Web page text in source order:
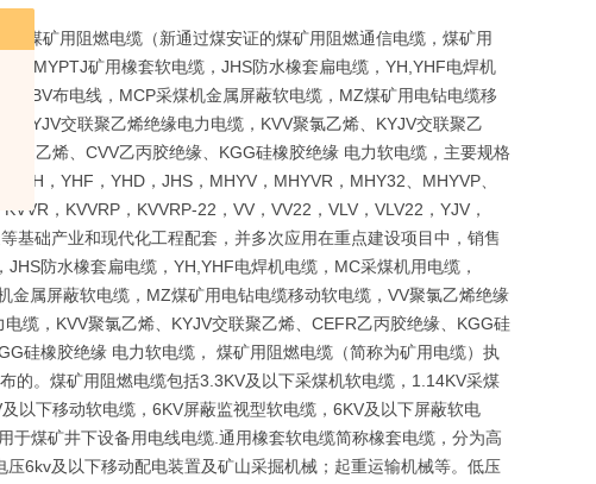
煤矿用阻燃电缆（新通过煤安证的煤矿用阻燃通信电缆，煤矿用
，MYPTJ矿用橡套软电缆，JHS防水橡套扁电缆，YH,YHF电焊机
，BV布电线，MCP采煤机金属屏蔽软电缆，MZ煤矿用电钻电缆移
YJV交联聚乙烯绝缘电力电缆，KVV聚氯乙烯、KYJV交联聚乙
聚乙烯、CVV乙丙胶绝缘、KGG硅橡胶绝缘 电力软电缆，主要规格
，YHF，YHD，JHS，MHYV，MHYVR，MHY32、MHYVP、
，KVVRP，KVVRP-22，VV，VV22，VLV，VLV22，YJV，
基础产业和现代化工程配套，并多次应用在重点建设项目中，销售
防水橡套扁电缆，YH,YHF电焊机电缆，MC采煤机用电缆，
金属屏蔽软电缆，MZ煤矿用电钻电缆移动软电缆，VV聚氯乙烯绝缘
缆，KVV聚氯乙烯、KYJV交联聚乙烯、CEFR乙丙胶绝缘、KGG硅
硅橡胶绝缘 电力软电缆， 煤矿用阻燃电缆（简称为矿用电缆）执
的。煤矿用阻燃电缆包括3.3KV及以下采煤机软电缆，1.14KV采煤
以下移动软电缆，6KV屏蔽监视型软电缆，6KV及以下屏蔽软电
煤矿井下设备用电线电缆.通用橡套软电缆简称橡套电缆，分为高
6kv及以下移动配电装置及矿山采掘机械；起重运输机械等。低压